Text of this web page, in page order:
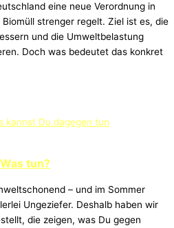
eine neue Verordnung in
strenger regelt. Ziel ist es, die
und die Umweltbelastung
Doch was bedeutet das konkret
tun?
– und im Sommer
Ungeziefer. Deshalb haben wir
die zeigen, was Du gegen